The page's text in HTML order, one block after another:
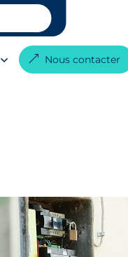
Nous contacter